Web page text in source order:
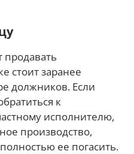
продавать
стоит заранее
должников. Если
к
исполнителю,
производство,
ее погасить.